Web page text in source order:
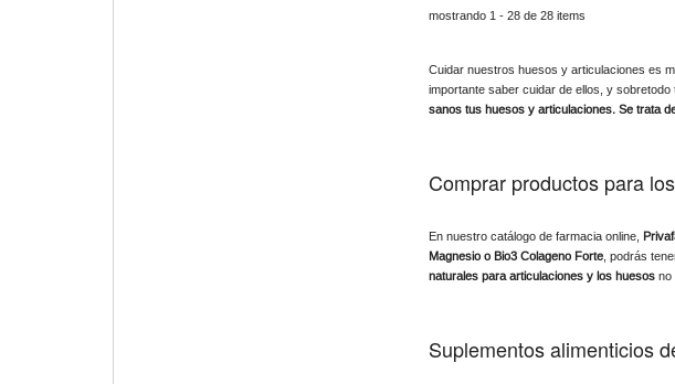
mostrando 1 - 28 de 28 items
Cuidar nuestros huesos y articulaciones es
importante saber cuidar de ellos, y
sanos tus huesos y articulaciones. Se trata
Comprar productos para
En nuestro catálogo de farmacia online,
Magnesio o Bio3 Colageno Forte, podrás
naturales para articulaciones y los huesosno
Suplementos alimenticios